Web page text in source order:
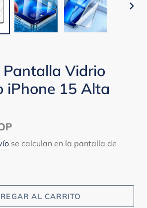
Vidrio
iPhone 15 Alta
se calculan en la pantalla de
AL CARRITO